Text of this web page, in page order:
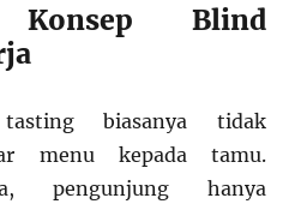
Konsep Blind
biasanya tidak
menu kepada tamu.
pengunjung hanya